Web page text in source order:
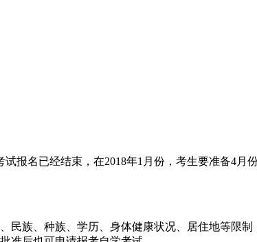
报名已经结束，在2018年1月份，考生要准备4
族、种族、学历、身体健康状况、居住地等限制